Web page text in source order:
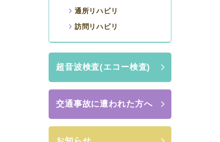
通所リハビリ
訪問リハビリ
超音波検査(エコー検査)
交通事故に遭われた方へ